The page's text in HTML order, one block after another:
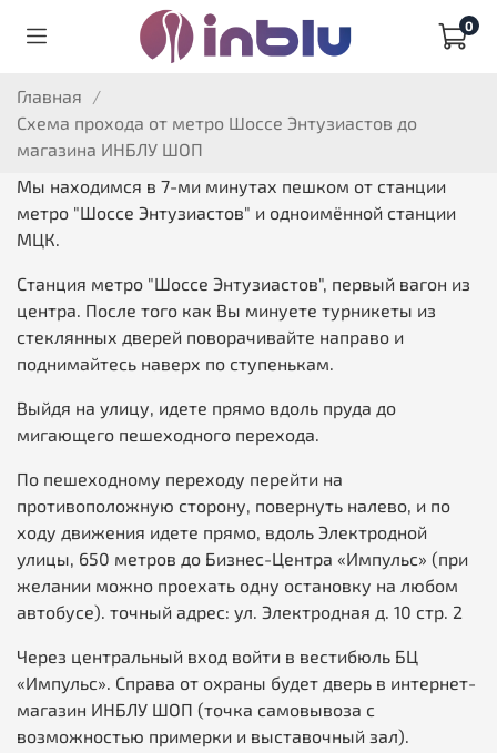
0
Главная
Схема прохода от метро Шоссе Энтузиастов до
магазина ИНБЛУ ШОП
Мы находимся в 7-ми минутах пешком от станции
метро "Шоссе Энтузиастов" и одноимённой станции
МЦК.
Станция метро "Шоссе Энтузиастов", первый вагон из
центра. После того как Вы минуете турникеты из
стеклянных дверей поворачивайте направо и
поднимайтесь наверх по ступенькам.
Выйдя на улицу, идете прямо вдоль пруда до
мигающего пешеходного перехода.
По пешеходному переходу перейти на
противоположную сторону, повернуть налево, и по
ходу движения идете прямо, вдоль Электродной
улицы, 650 метров до Бизнес-Центра «Импульс» (при
желании можно проехать одну остановку на любом
автобусе). точный адрес: ул. Электродная д. 10 стр. 2
Через центральный вход войти в вестибюль БЦ
«Импульс». Справа от охраны будет дверь в интернет-
магазин ИНБЛУ ШОП (точка самовывоза с
возможностью примерки и выставочный зал).